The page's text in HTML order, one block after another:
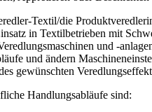
Textil/die
in Textilbetrieben mit
und -
und ändern
gewünschten
Handlungsabläufe sind: